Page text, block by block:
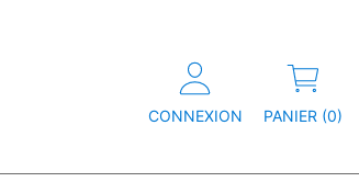
CONNEXION PANIER (0)